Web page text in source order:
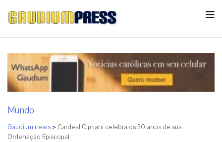
Mundo
Gaudium news > Cardeal Cipriani celebra os 30 anos de sua
Ordenação Episcopal